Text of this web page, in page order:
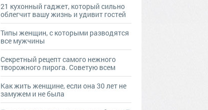
21 кухонный гаджет, который сильно
облегчит вашу жизнь и удивит гостей
Типы женщин, с которыми разводятся
все мужчины
Секретный рецепт самого нежного
творожного пирога. Советую всем
Как жить женщине, если она 30 лет не
замужем и не была